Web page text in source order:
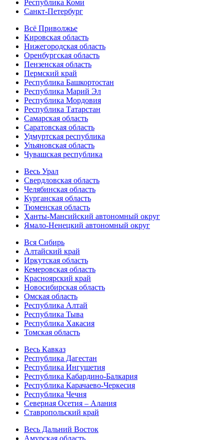
Республика Коми
Санкт-Петербург
Всё Приволжье
Кировская область
Нижегородская область
Оренбургская область
Пензенская область
Пермский край
Республика Башкортостан
Республика Марий Эл
Республика Мордовия
Республика Татарстан
Самарская область
Саратовская область
Удмуртская республика
Ульяновская область
Чувашская республика
Весь Урал
Свердловская область
Челябинская область
Курганская область
Тюменская область
Ханты-Мансийский автономный округ
Ямало-Ненецкий автономный округ
Вся Сибирь
Алтайский край
Иркутская область
Кемеровская область
Красноярский край
Новосибирская область
Омская область
Республика Алтай
Республика Тыва
Республика Хакасия
Томская область
Весь Кавказ
Республика Дагестан
Республика Ингушетия
Республика Кабардино-Балкария
Республика Карачаево-Черкесия
Республика Чечня
Северная Осетия – Алания
Ставропольский край
Весь Дальний Восток
Амурская область